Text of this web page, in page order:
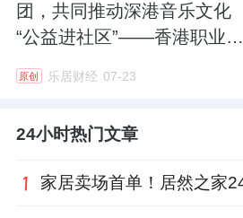
团，共同推动深港音乐文化
“公益进社区”——香港职业交
正式落地深圳
原创 乐居财经 07-23
24小时热门文章